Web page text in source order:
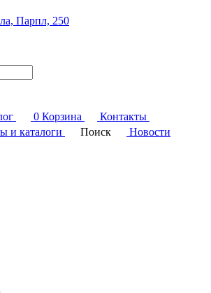
Парпл, 250
0 Корзина
Контакты
и каталоги Поиск
Новости